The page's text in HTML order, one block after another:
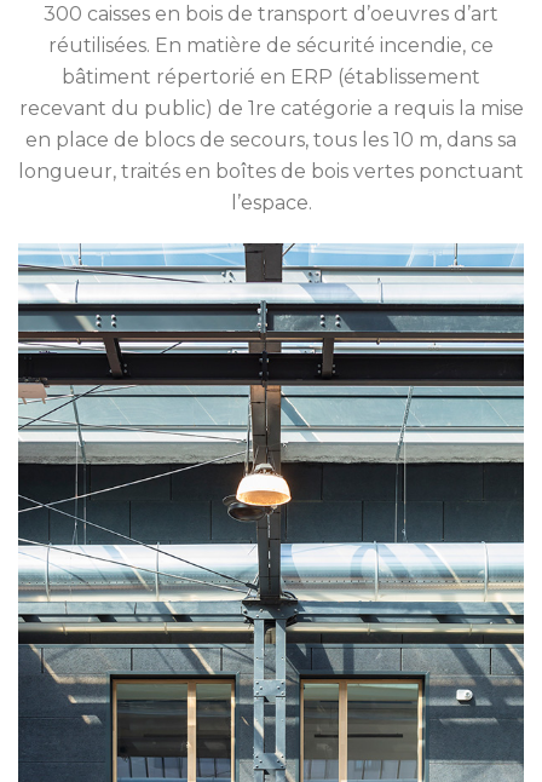
300 caisses en bois de transport d’oeuvres d’art
réutilisées. En matière de sécurité incendie, ce
bâtiment répertorié en ERP (établissement
recevant du public) de 1re catégorie a requis la mise
en place de blocs de secours, tous les 10 m, dans sa
longueur, traités en boîtes de bois vertes ponctuant
l’espace.